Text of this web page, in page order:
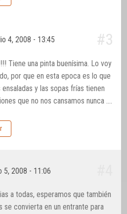
4, 2008 - 13:45 #3
Tiene una pinta buenísima. Lo voy
por que en esta epoca es lo que
y las sopas frías tienen
que no nos cansamos nunca ….
5, 2008 - 11:06
a todas, esperamos que también
se convierta en un entrante para